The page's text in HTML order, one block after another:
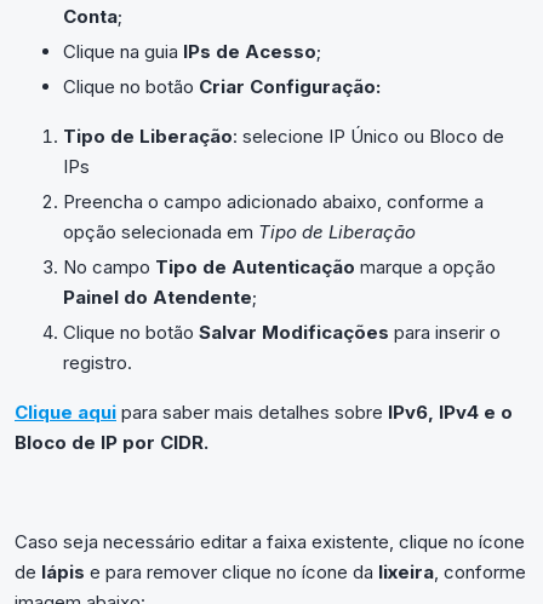
Conta;
Clique na guia IPs de Acesso;
Clique no botão Criar Configuração:
Tipo de Liberação: selecione IP Único ou Bloco de
IPs
Preencha o campo adicionado abaixo, conforme a
opção selecionada em Tipo de Liberação
No campo Tipo de Autenticação marque a opção
Painel do Atendente;
Clique no botão Salvar Modificações para inserir o
registro.
Clique aqui para saber mais detalhes sobre IPv6, IPv4 e o
Bloco de IP por CIDR.
Caso seja necessário editar a faixa existente, clique no ícone
de lápis e para remover clique no ícone da lixeira, conforme